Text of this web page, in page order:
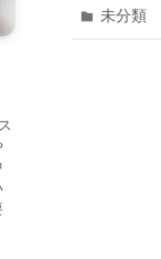
未分類